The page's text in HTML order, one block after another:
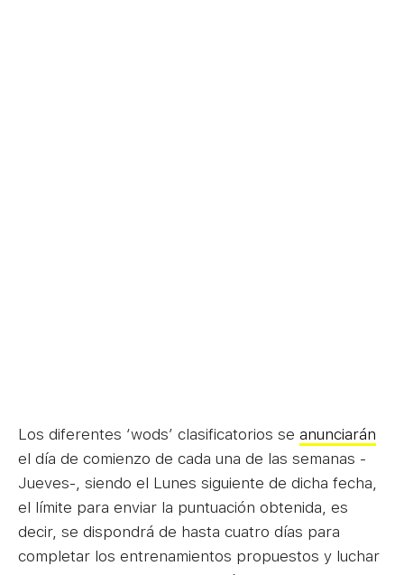
Los diferentes ‘wods’ clasificatorios se anunciarán
el día de comienzo de cada una de las semanas -
Jueves-, siendo el Lunes siguiente de dicha fecha,
el límite para enviar la puntuación obtenida, es
decir, se dispondrá de hasta cuatro días para
completar los entrenamientos propuestos y luchar